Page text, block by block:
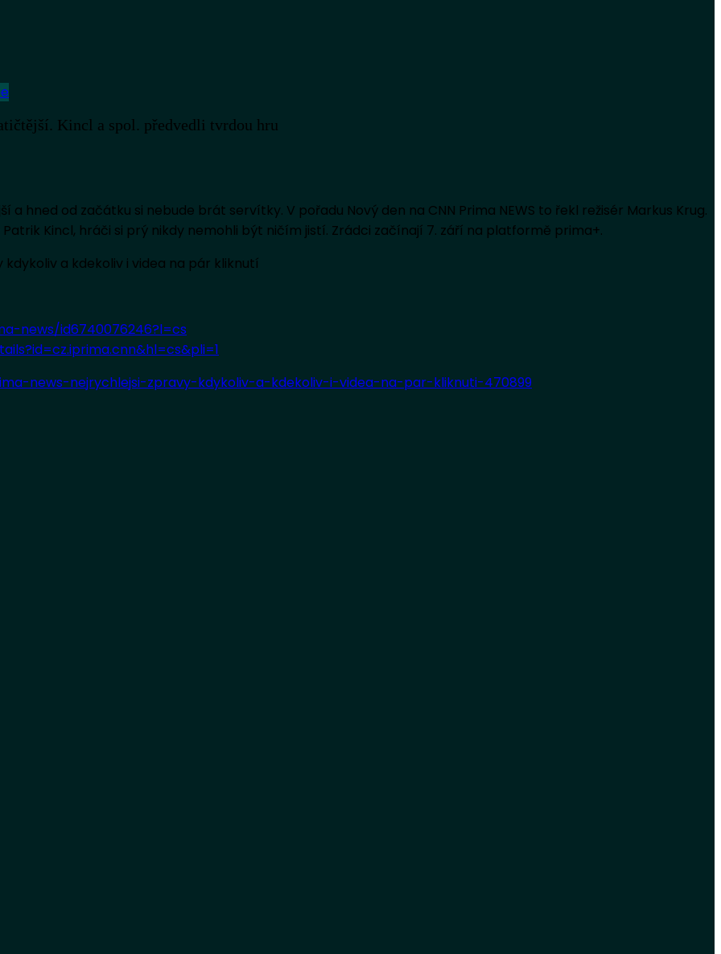
Kincl a spol. předvedli tvrdou hru
hned od začátku si nebude brát servítky. V pořadu Nový den na CNN Prima NEWS to řekl režisér Markus Krug.
Kincl, hráči si prý nikdy nemohli být ničím jistí. Zrádci začínají 7. září na platformě prima+.
kdykoliv a kdekoliv i videa na pár kliknutí
news/id6740076246?l=cs
news-nejrychlejsi-zpravy-kdykoliv-a-kdekoliv-i-videa-na-par-kliknuti-470899